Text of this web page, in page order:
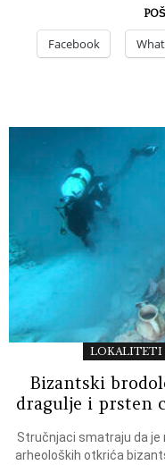
Facebook
LOKALITETI
Bizantski
dragulje i prsten
Stručnjaci smatraju da je
arheoloških otkrića